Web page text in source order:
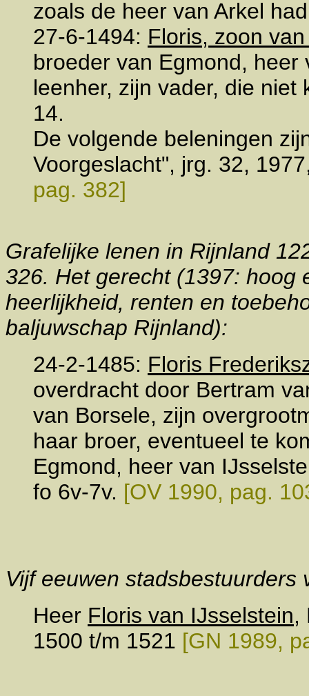
zoals de heer van Arkel
27-6-1494: Floris, zoon
broeder van Egmond,
leenher, zijn vader, die
14.
De volgende beleningen
Voorgeslacht", jrg. 32,
pag. 382]
Grafelijke lenen in Rijnland
326. Het gerecht (1397: hoog
heerlijkheid, renten en
baljuwschap Rijnland):
24-2-1485: Floris
overdracht door Bertram
van Borsele, zijn
haar broer, eventueel te
Egmond, heer van
fo 6v-7v. [OV 1990, pag.
Vijf eeuwen
Heer Floris van IJsselstein,
1500 t/m 1521 [GN 1989,